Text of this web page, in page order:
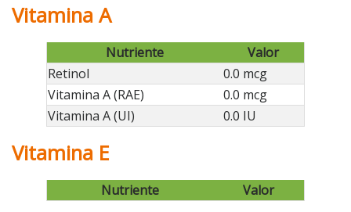
Vitamina A
Nutriente
Valor
Retinol
0.0 mcg
Vitamina A (RAE)
0.0 mcg
Vitamina A (UI)
0.0 IU
Vitamina E
Nutriente Valor